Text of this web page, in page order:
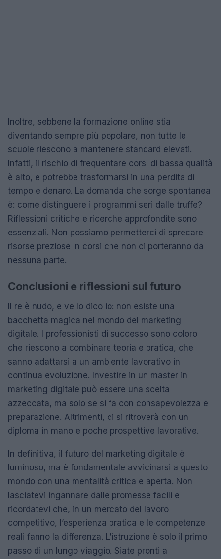
Inoltre, sebbene la formazione online stia
diventando sempre più popolare, non tutte le
scuole riescono a mantenere standard elevati.
Infatti, il rischio di frequentare corsi di bassa qualità
è alto, e potrebbe trasformarsi in una perdita di
tempo e denaro. La domanda che sorge spontanea
è: come distinguere i programmi seri dalle truffe?
Riflessioni critiche e ricerche approfondite sono
essenziali. Non possiamo permetterci di sprecare
risorse preziose in corsi che non ci porteranno da
nessuna parte.
Conclusioni e riflessioni sul futuro
Il re è nudo, e ve lo dico io: non esiste una
bacchetta magica nel mondo del marketing
digitale. I professionisti di successo sono coloro
che riescono a combinare teoria e pratica, che
sanno adattarsi a un ambiente lavorativo in
continua evoluzione. Investire in un master in
marketing digitale può essere una scelta
azzeccata, ma solo se si fa con consapevolezza e
preparazione. Altrimenti, ci si ritroverà con un
diploma in mano e poche prospettive lavorative.
In definitiva, il futuro del marketing digitale è
luminoso, ma è fondamentale avvicinarsi a questo
mondo con una mentalità critica e aperta. Non
lasciatevi ingannare dalle promesse facili e
ricordatevi che, in un mercato del lavoro
competitivo, l’esperienza pratica e le competenze
reali fanno la differenza. L’istruzione è solo il primo
passo di un lungo viaggio. Siate pronti a